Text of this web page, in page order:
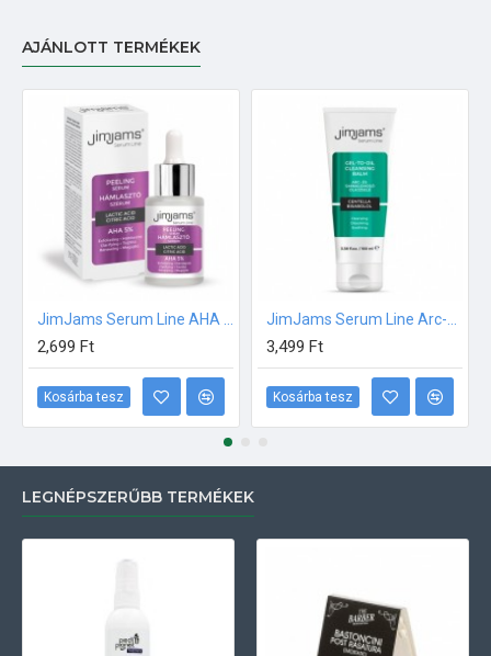
AJÁNLOTT TERMÉKEK
2,699 Ft
Kosárba tesz
3,499 Ft
Kosárba tesz
LEGNÉPSZERŰBB TERMÉKEK